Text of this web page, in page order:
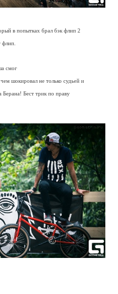
в попытках брал бэк флип 2
флип.
смог
шокировал не только судьей и
Берана! Бест трик по праву